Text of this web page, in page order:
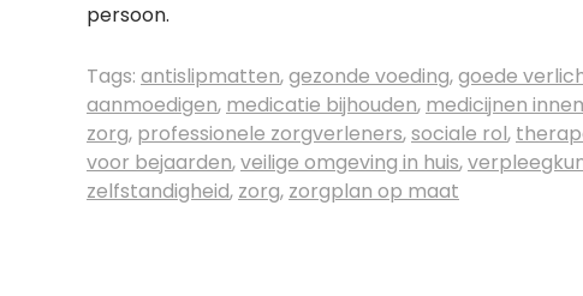
persoon.
Tags: antislipmatten,gezonde voeding,goede
aanmoedigen, medicatie bijhouden, medicijnen
zorg, professionele zorgverleners,sociale rol,
voor bejaarden,veilige omgeving in huis,
zelfstandigheid, zorg, zorgplan op maat